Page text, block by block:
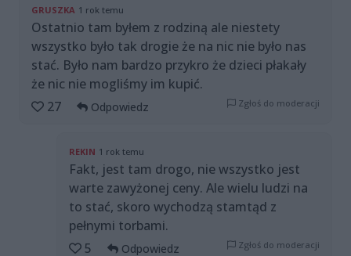
GRUSZKA 1 rok temu
Ostatnio tam byłem z rodziną ale niestety
wszystko było tak drogie że na nic nie było nas
stać. Było nam bardzo przykro że dzieci płakały
że nic nie mogliśmy im kupić.
27
Odpowiedz Zgłoś do moderacji
REKIN 1 rok temu
Fakt, jest tam drogo, nie wszystko jest
warte zawyżonej ceny. Ale wielu ludzi na
to stać, skoro wychodzą stamtąd z
pełnymi torbami.
5
Odpowiedz Zgłoś do moderacji